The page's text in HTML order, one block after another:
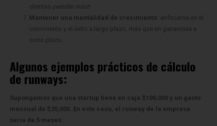
clientes ¡¡vender más!!
Mantener una mentalidad de crecimiento: enfocarse en el
crecimiento y el éxito a largo plazo, más que en ganancias a
corto plazo.
Algunos ejemplos prácticos de cálculo
de runways:
Supongamos que una startup tiene en caja $100,000 y un gasto
mensual de $20,000. En este caso, el runway de la empresa
sería de 5 meses: